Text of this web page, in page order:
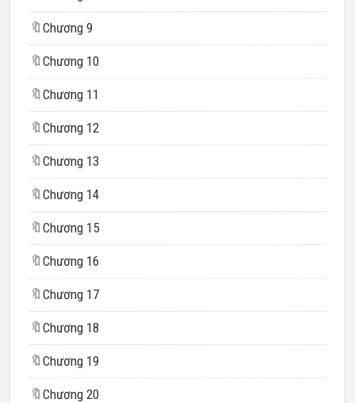
🔖 Chương 9
🔖 Chương 10
🔖 Chương 11
🔖 Chương 12
🔖 Chương 13
🔖 Chương 14
🔖 Chương 15
🔖 Chương 16
🔖 Chương 17
🔖 Chương 18
🔖 Chương 19
🔖 Chương 20